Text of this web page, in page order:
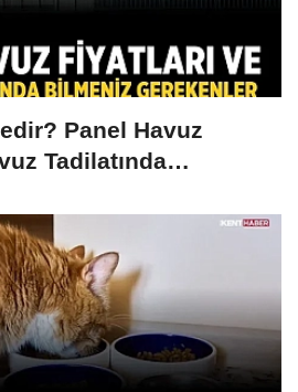
Panel Havuz
Tadilatında